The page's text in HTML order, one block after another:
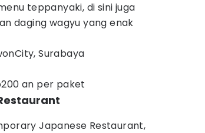
teppanyaki, di sini juga
daging wagyu yang enak
Surabaya
an per paket
Japanese Restaurant,